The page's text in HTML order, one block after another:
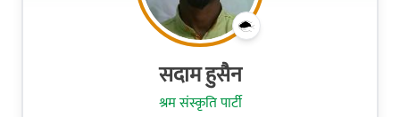
सदाम हुसैन
श्रम संस्कृति पार्टी